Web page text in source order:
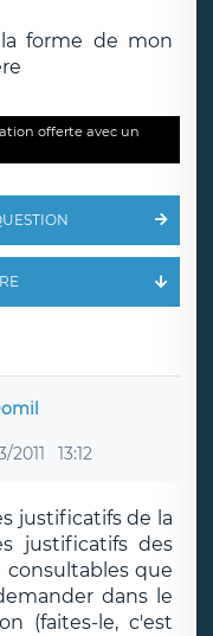
forme de mon
offerte avec un
2011 13:12
justificatifs de la
justificatifs des
que
dans le
(faites-le, c'est